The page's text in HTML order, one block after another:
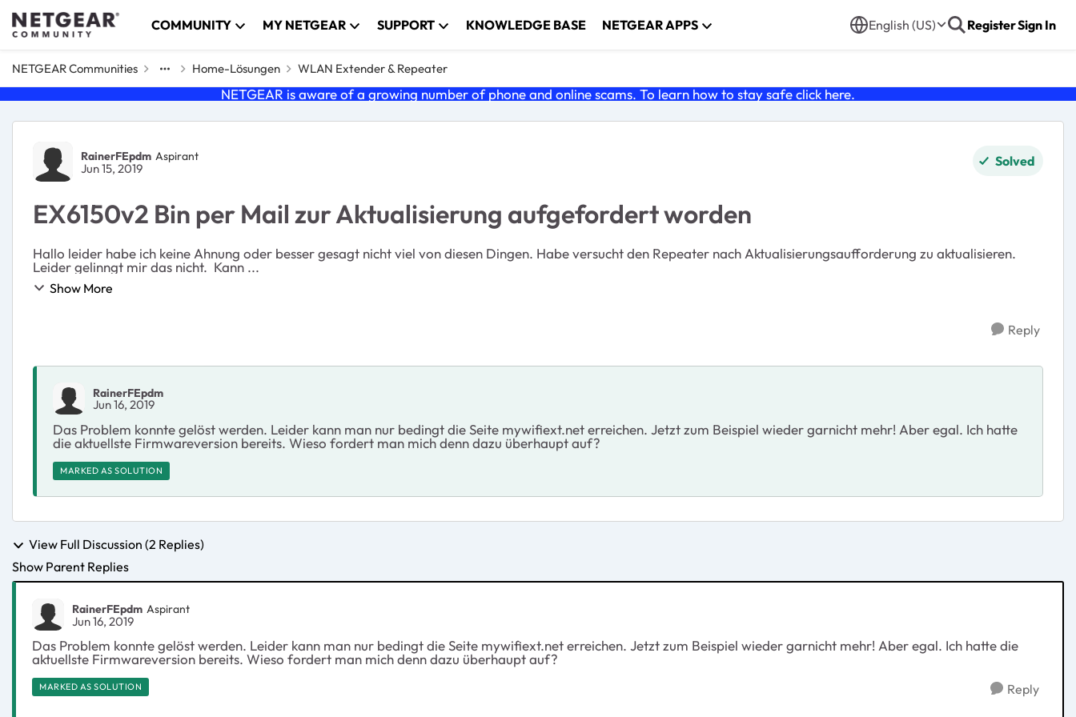
Skip to content COMMUNITY MY NETGEAR SUPPORT KNOWLEDGE BASE NETGEAR APPS English (US) RegisterSign In
NETGEAR Communities Home-Lösungen WLAN Extender & Repeater
NETGEAR is aware of a growing number of phone and online scams. To learn how to stay safe click here.
Forum Discussion
RainerFEpdm Aspirant
Jun 15, 2019 Solved
EX6150v2 Bin per Mail zur Aktualisierung aufgefordert worden
Hallo leider habe ich keine Ahnung oder besser gesagt nicht viel von diesen Dingen. Habe versucht den Repeater nach Aktualisierungsaufforderung zu aktualisieren.
Leider gelinngt mir das nicht. Kann ...
Show More
Reply
RainerFEpdm
Jun 16, 2019
Das Problem konnte gelöst werden. Leider kann man nur bedingt die Seite mywifiext.net erreichen. Jetzt zum Beispiel wieder garnicht mehr! Aber egal. Ich hatte
die aktuellste Firmwareversion bereits. Wieso fordert man mich denn dazu überhaupt auf?
MARKED AS SOLUTION
View Full Discussion (2 Replies)
Show Parent Replies
RainerFEpdm Aspirant
Jun 16, 2019
Das Problem konnte gelöst werden. Leider kann man nur bedingt die Seite mywifiext.net erreichen. Jetzt zum Beispiel wieder garnicht mehr! Aber egal. Ich hatte die
aktuellste Firmwareversion bereits. Wieso fordert man mich denn dazu überhaupt auf?
MARKED AS SOLUTION Reply